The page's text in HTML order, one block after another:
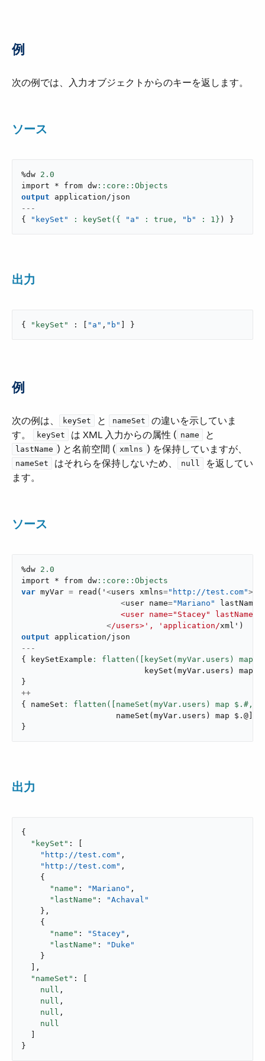
例
次の例では、入力オブジェクトからのキーを返します。
ソース
%dw 2.0
import * from dw
output
application/json
---
{
"keySet" : keySet({ "a" : true, "b" : 1 } ) }
出力
{ "keySet" : [ "a" , "b" ] }
例
次の例は、​ keySet ​ と ​ nameSet
​ の違いを示していま
す。
keySet ​ は XML 入力からの属性 (​ name ​ と ​
lastName ​) と名前空間 (​ xmlns ​) を保持していますが、​
nameSet ​ はそれらを保持しないため、​ null
​ を返してい
ます。
ソース
%dw 2.0
import * from dw
var myVar = read ( ' <users xmlns="http://test.com">
<user name="Mariano" lastName
<user name="Stacey"
</users>', 'application/xml' )
output
application/json
---
{
keySetExample : flatten([keySet(myVar.users) map
keySet ( myVar . users ) map $
}
++
{
nameSet : flatten([nameSet(myVar.users) map $.#,
nameSet ( myVar . users ) map $ . @
}
出力
{
"keySet" : [
"http://test.com" ,
"http://test.com" ,
    {
"name" : "Mariano" ,
"lastName" :
"Achaval"
    },
    {
"name" : "Stacey" ,
"lastName" :
"Duke"
    }
  ],
"nameSet" : [
null ,
null ,
null ,
null
}